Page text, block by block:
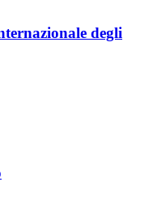
degli